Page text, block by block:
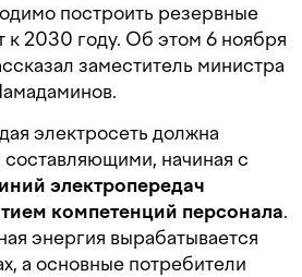
построить резервные
к 2030 году. Об этом 6 ноября
заместитель министра
электросеть должна
начиная с
электропередач
компетенций персонала.
энергия вырабатывается
а основные потребители